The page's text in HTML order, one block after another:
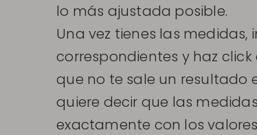
lo más ajustada posible.
Una vez tienes las
correspondientes y haz click
que no te sale un resultado
quiere decir que las
exactamente con los